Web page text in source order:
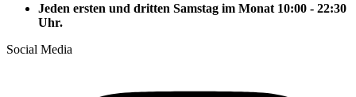
Jeden ersten und dritten Samstag im Monat 10:00 - 22:30
Uhr.
Social Media